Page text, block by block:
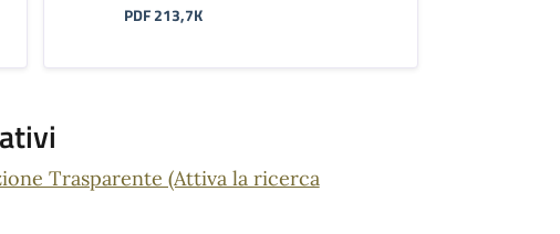
PDF 213,7K
Trasparente (Attiva la ricerca